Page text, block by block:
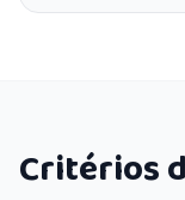
Critérios